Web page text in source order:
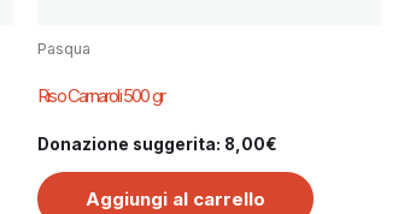
Pasqua
Riso Carnaroli 500 gr
Donazione suggerita: 8,00€
Aggiungi al carrello